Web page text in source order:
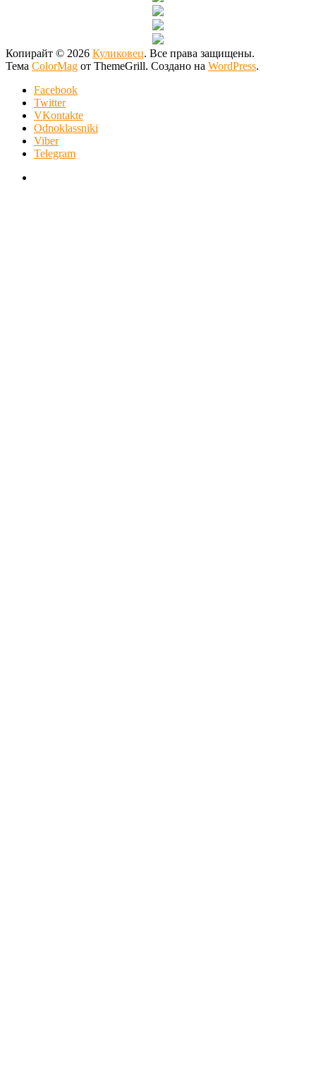
Копирайт © 2026 Куликовец. Все права защищены.
Тема ColorMag от ThemeGrill. Создано на WordPress.
Facebook
Twitter
VKontakte
Odnoklassniki
Viber
Telegram